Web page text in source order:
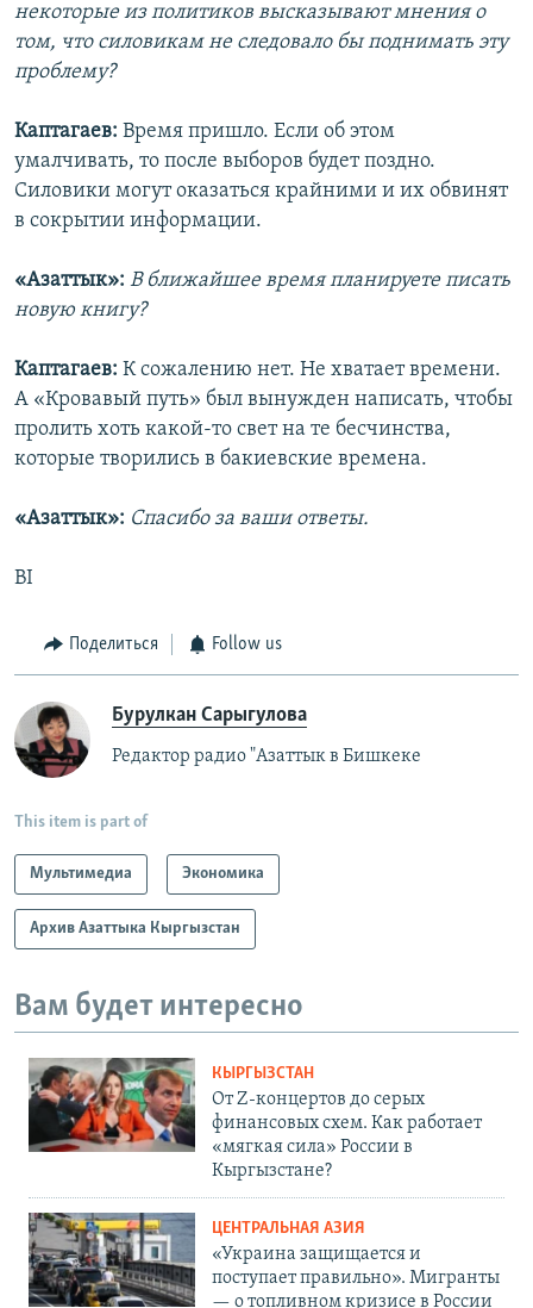
некоторые из политиков высказывают мнения о
том, что силовикам не следовало бы поднимать эту
проблему?
Каптагаев: Время пришло. Если об этом
умалчивать, то после выборов будет поздно.
Силовики могут оказаться крайними и их обвинят
в сокрытии информации.
«Азаттык»: В ближайшее время планируете писать
новую книгу?
Каптагаев: К сожалению нет. Не хватает времени.
А «Кровавый путь» был вынужден написать, чтобы
пролить хоть какой-то свет на те бесчинства,
которые творились в бакиевские времена.
«Азаттык»: Спасибо за ваши ответы.
BI
Поделиться Follow us
Бурулкан Сарыгулова
Редактор радио "Азаттык в Бишкеке
This item is part of
Мультимедиа Экономика
Архив Азаттыка Кыргызстан
Вам будет интересно
КЫРГЫЗСТАН
От Z-концертов до серых
финансовых схем. Как работает
«мягкая сила» России в
Кыргызстане?
ЦЕНТРАЛЬНАЯ АЗИЯ
«Украина защищается и
поступает правильно». Мигранты
— о топливном кризисе в России